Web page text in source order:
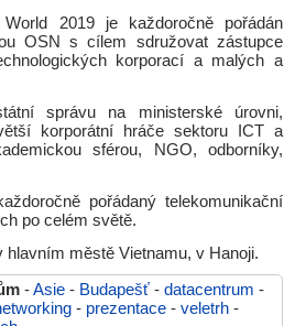
2019 je každoročně pořádán
OSN s cílem sdružovat zástupce
korporací a malých a
správu na ministerské úrovni,
korporátní hráče sektoru ICT a
sférou, NGO, odborníky,
pořádaný telekomunikační
po celém světě.
hlavním městě Vietnamu, v Hanoji.
-Asie - Budapešť - datacentrum -
- prezentace - veletrh -